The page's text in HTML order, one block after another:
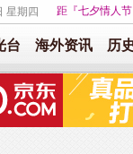
星期四 距『七夕情人
台 海外资讯 历